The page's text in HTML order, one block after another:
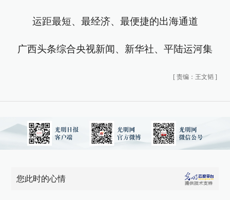
运距最短、最经济、最便捷的出海通道
广西头条综合央视新闻、新华社、平陆运河集
[ 责编：王文韬 ]
您此时的心情